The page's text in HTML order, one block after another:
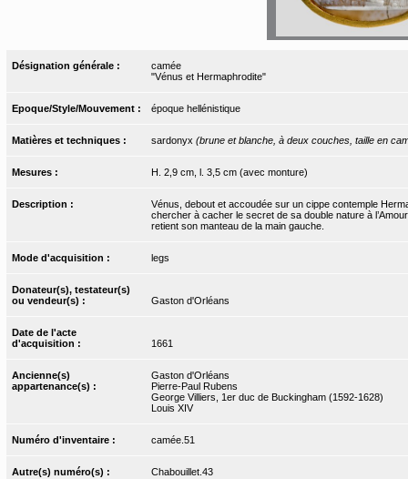
Désignation générale :
camée
"Vénus et Hermaphrodite"
Epoque/Style/Mouvement : époque hellénistique
Matières et techniques : sardonyx (brune et blanche, à deux couches, taille en
Mesures : H. 2,9 cm, l. 3,5 cm (avec monture)
Description :
Vénus, debout et accoudée sur un cippe contemple
chercher à cacher le secret de sa double nature à
retient son manteau de la main gauche.
Mode d'acquisition : legs
Donateur(s), testateur(s)
ou vendeur(s) :
Gaston d'Orléans
Date de l'acte
d'acquisition :
1661
Ancienne(s)
appartenance(s) :
Gaston d'Orléans
Pierre-Paul Rubens
George Villiers, 1er duc de Buckingham (1592-1628)
Louis XIV
Numéro d'inventaire : camée.51
Autre(s) numéro(s) : Chabouillet.43